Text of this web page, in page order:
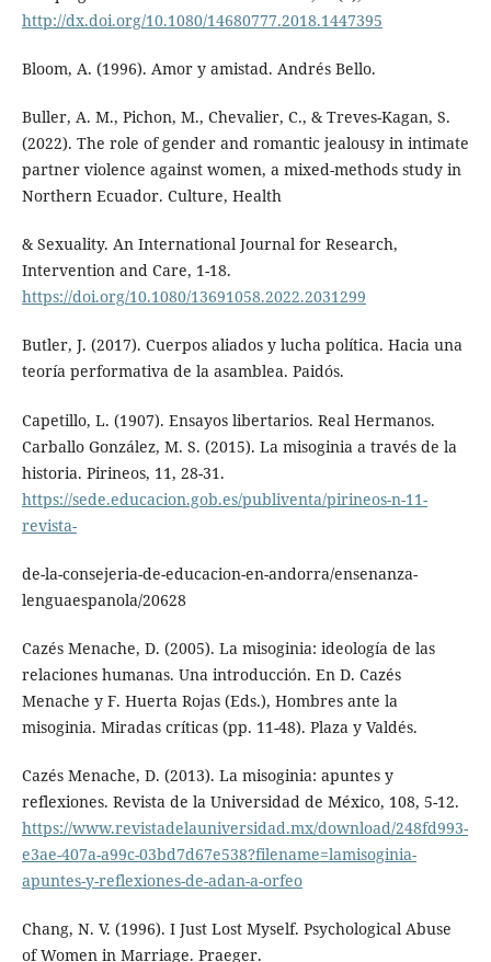
http://dx.doi.org/10.1080/14680777.2018.1447395
Bloom, A. (1996). Amor y amistad. Andrés Bello.
Buller, A. M., Pichon, M., Chevalier, C., & Treves-Kagan, S.
(2022). The role of gender and romantic jealousy in intimate
partner violence against women, a mixed-methods study in
Northern Ecuador. Culture, Health
& Sexuality. An International Journal for Research,
Intervention and Care, 1-18.
https://doi.org/10.1080/13691058.2022.2031299
Butler, J. (2017). Cuerpos aliados y lucha política. Hacia una
teoría performativa de la asamblea. Paidós.
Capetillo, L. (1907). Ensayos libertarios. Real Hermanos.
Carballo González, M. S. (2015). La misoginia a través de la
historia. Pirineos, 11, 28-31.
https://sede.educacion.gob.es/publiventa/pirineos-n-11-
revista-
de-la-consejeria-de-educacion-en-andorra/ensenanza-
lenguaespanola/20628
Cazés Menache, D. (2005). La misoginia: ideología de las
relaciones humanas. Una introducción. En D. Cazés
Menache y F. Huerta Rojas (Eds.), Hombres ante la
misoginia. Miradas críticas (pp. 11-48). Plaza y Valdés.
Cazés Menache, D. (2013). La misoginia: apuntes y
reflexiones. Revista de la Universidad de México, 108, 5-12.
https://www.revistadelauniversidad.mx/download/248fd993-
e3ae-407a-a99c-03bd7d67e538?filename=lamisoginia-
apuntes-y-reflexiones-de-adan-a-orfeo
Chang, N. V. (1996). I Just Lost Myself. Psychological Abuse
of Women in Marriage. Praeger.